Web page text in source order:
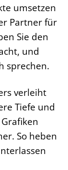
umsetzen
Partner für
Sie den
und
sprechen.
verleiht
Tiefe und
So heben